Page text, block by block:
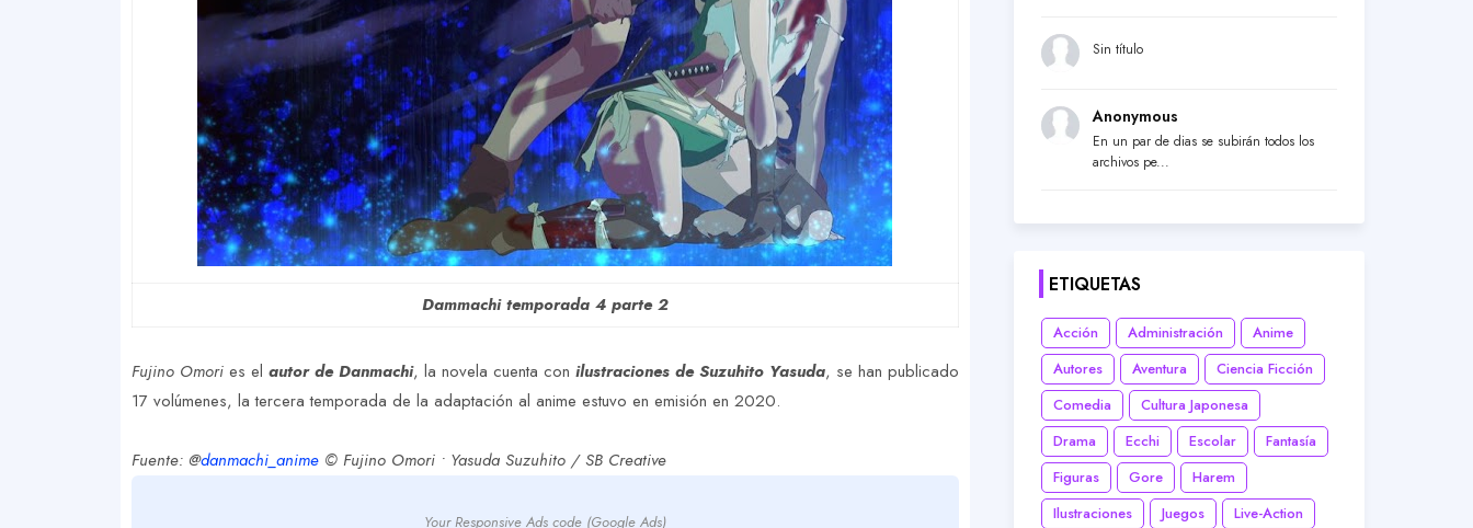
Dammachi temporada 4 parte 2
Fujino Omori es el autor de Danmachi, la novela cuenta con ilustraciones de Suzuhito Yasuda, se han publicado
17 volúmenes, la tercera temporada de la adaptación al anime estuvo en emisión en 2020.
Fuente: @danmachi_anime © Fujino Omori • Yasuda Suzuhito / SB Creative
Your Responsive Ads code (Google Ads)
Sin título
Anonymous
En un par de dias se subirán todos los
archivos pe...
ETIQUETAS
Acción Administración
Anime
Autores
Aventura
Ciencia Ficción
Comedia
Cultura Japonesa
Drama
Ecchi Escolar
Fantasía
Figuras
Gore
Harem
Ilustraciones
Juegos
Live-Action